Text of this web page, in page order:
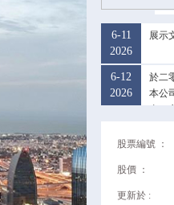
6-11
2026
展示
6-12
2026
於二
本公
股票編號 ：
股價 ：
更新於 :